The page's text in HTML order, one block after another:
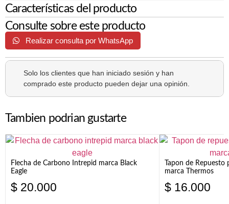
Características del producto
Consulte sobre este producto
Realizar consulta por WhatsApp
Solo los clientes que han iniciado sesión y han
comprado este producto pueden dejar una opinión.
Tambien podrian gustarte
Flecha de Carbono Intrepid marca Black
Eagle
$ 20.000
Tapon de Repuesto
marca Thermos
$ 16.000